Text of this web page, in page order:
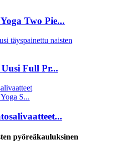
Two Pie...
Full Pr...
pyöreäkauluksinen